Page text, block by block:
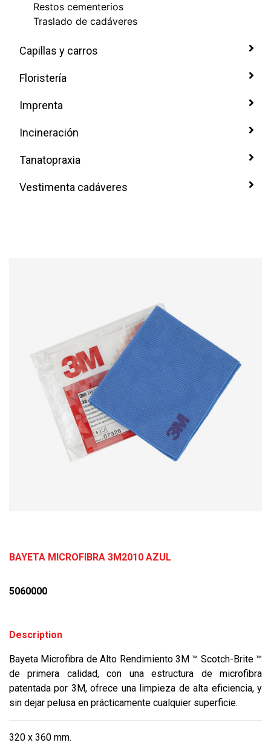
Restos cementerios
Traslado de cadáveres
Capillas y carros
Floristería
Imprenta
Incineración
Tanatopraxia
Vestimenta cadáveres
BAYETA MICROFIBRA 3M2010 AZUL
5060000
Description
Bayeta Microfibra de Alto Rendimiento 3M ™ Scotch-Brite ™
de primera calidad, con una estructura de microfibra
patentada por 3M, ofrece una limpieza de alta eficiencia, y
sin dejar pelusa en prácticamente cualquier superficie.
320 x 360 mm.